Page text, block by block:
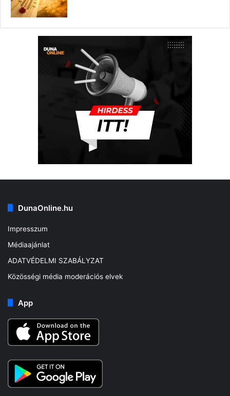
DunaOnline.hu
Impresszum
Médiaajánlat
ADATVÉDELMI SZABÁLYZAT
Közösségi média moderációs elvek
App